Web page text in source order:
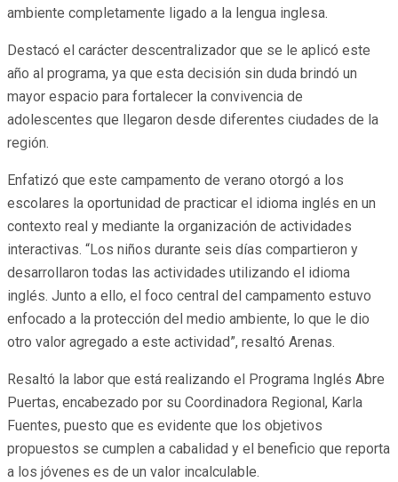
ambiente completamente ligado a la lengua inglesa.
Destacó el carácter descentralizador que se le aplicó este
año al programa, ya que esta decisión sin duda brindó un
mayor espacio para fortalecer la convivencia de
adolescentes que llegaron desde diferentes ciudades de la
región.
Enfatizó que este campamento de verano otorgó a los
escolares la oportunidad de practicar el idioma inglés en un
contexto real y mediante la organización de actividades
interactivas. “Los niños durante seis días compartieron y
desarrollaron todas las actividades utilizando el idioma
inglés. Junto a ello, el foco central del campamento estuvo
enfocado a la protección del medio ambiente, lo que le dio
otro valor agregado a este actividad”, resaltó Arenas.
Resaltó la labor que está realizando el Programa Inglés Abre
Puertas, encabezado por su Coordinadora Regional, Karla
Fuentes, puesto que es evidente que los objetivos
propuestos se cumplen a cabalidad y el beneficio que reporta
a los jóvenes es de un valor incalculable.